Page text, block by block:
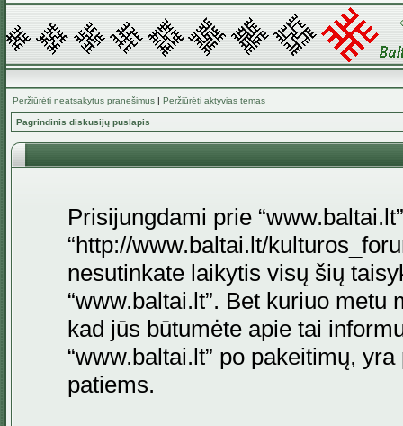
Peržiūrėti neatsakytus pranešimus | Peržiūrėti aktyvias temas
Pagrindinis diskusijų puslapis
Prisijungdami prie
“http://www.baltai.lt/
nesutinkate laikytis visų šių
“www.baltai.lt”. Bet kuriuo
kad jūs būtumėte apie tai
“www.baltai.lt” po pakeitimų,
patiems.